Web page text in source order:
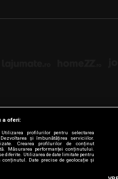
a oferi:
profilurilor pentru selectarea
și îmbunătățirea serviciilor.
Crearea profilurilor de conținut
Măsurarea performanței conținutului.
diferite. Utilizarea de date limitate pentru
Date precise de geolocație și